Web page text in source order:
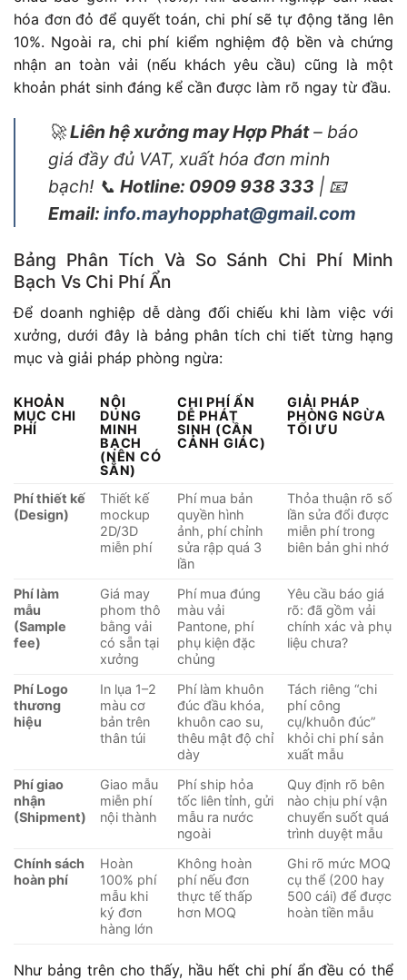
hóa đơn đỏ để quyết toán, chi phí sẽ tự động tăng lên
10%. Ngoài ra, chi phí kiểm nghiệm độ bền và chứng
nhận an toàn vải (nếu khách yêu cầu) cũng là một
khoản phát sinh đáng kể cần được làm rõ ngay từ đầu.
🚀Liên hệ xưởng may Hợp Phát– báo
giá đầy đủ VAT, xuất hóa đơn minh
bạch! 📞 Hotline: 0909 938 333 | 📧
Email: info.mayhopphat@gmail.com
Bảng Phân Tích Và So Sánh Chi Phí Minh
Bạch Vs Chi Phí Ẩn
Để doanh nghiệp dễ dàng đối chiếu khi làm việc với
xưởng, dưới đây là bảng phân tích chi tiết từng hạng
mục và giải pháp phòng ngừa:
KHOẢN
MỤC CHI
PHÍ
NỘI
DUNG
MINH
BẠCH
(NÊN CÓ
SẴN)
CHI PHÍ ẨN
DỄ PHÁT
SINH (CẦN
CẢNH GIÁC)
GIẢI PHÁP
PHÒNG NGỪA
TỐI ƯU
Phí thiết kế
(Design)
Thiết kế
mockup
2D/3D
miễn phí
Phí mua bản
quyền hình
ảnh, phí chỉnh
sửa rập quá 3
lần
Thỏa thuận rõ số
lần sửa đổi được
miễn phí trong
biên bản ghi nhớ
Phí làm
mẫu
(Sample
fee)
Giá may
phom thô
bằng vải
có sẵn tại
xưởng
Phí mua đúng
màu vải
Pantone, phí
phụ kiện đặc
chủng
Yêu cầu báo giá
rõ: đã gồm vải
chính xác và phụ
liệu chưa?
Phí Logo
thương
hiệu
In lụa 1–2
màu cơ
bản trên
thân túi
Phí làm khuôn
đúc đầu khóa,
khuôn cao su,
thêu mật độ chỉ
dày
Tách riêng “chi
phí công
cụ/khuôn đúc”
khỏi chi phí sản
xuất mẫu
Phí giao
nhận
(Shipment)
Giao mẫu
miễn phí
nội thành
Phí ship hỏa
tốc liên tỉnh, gửi
mẫu ra nước
ngoài
Quy định rõ bên
nào chịu phí vận
chuyển suốt quá
trình duyệt mẫu
Chính sách
hoàn phí
Hoàn
100% phí
mẫu khi
ký đơn
hàng lớn
Không hoàn
phí nếu đơn
thực tế thấp
hơn MOQ
Ghi rõ mức MOQ
cụ thể (200 hay
500 cái) để được
hoàn tiền mẫu
Như bảng trên cho thấy, hầu hết chi phí ẩn đều có thể